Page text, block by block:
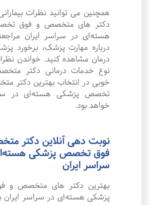
همچنین می توانید نظرات
دکتر های متخصص و فوق
هسته‌ای در سراسر ایران
درباره مهارت پزشک، برخورد
درمان مشاهده کنید. خواندن
نوع خدمات درمانی دکتر
خوبی در انتخاب بهترین دکتر
تخصص پزشکی هسته‌ای در
خواهد بود.
نوبت دهی آنلاین دکتر
فوق تخصص پزشکی
سراسر ایران
بهترین دکتر های متخصص و
پزشکی هسته‌ای در سراسر